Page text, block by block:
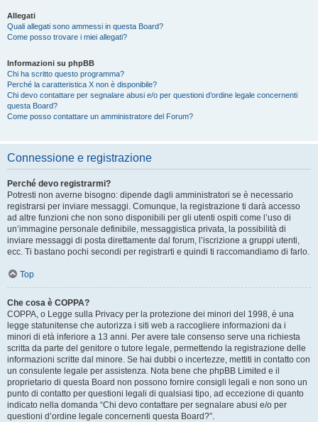
Allegati
Quali allegati sono ammessi in questa Board?
Come posso trovare i miei allegati?
Informazioni su phpBB
Chi ha scritto questo programma?
Perché la caratteristica X non è disponibile?
Chi devo contattare per segnalare abusi e/o per questioni d’ordine legale concernenti
questa Board?
Come posso contattare un amministratore del Forum?
Connessione e registrazione
Perché devo registrarmi?
Potresti non averne bisogno: dipende dagli amministratori se è necessario
registrarsi per inviare messaggi. Comunque, la registrazione ti darà accesso
ad altre funzioni che non sono disponibili per gli utenti ospiti come l’uso di
un’immagine personale definibile, messaggistica privata, la possibilità di
inviare messaggi di posta direttamente dal forum, l’iscrizione a gruppi utenti,
ecc. Ti bastano pochi secondi per registrarti e quindi ti raccomandiamo di farlo.
Top
Che cosa è COPPA?
COPPA, o Legge sulla Privacy per la protezione dei minori del 1998, è una
legge statunitense che autorizza i siti web a raccogliere informazioni da i
minori di età inferiore a 13 anni. Per avere tale consenso serve una richiesta
scritta da parte del genitore o tutore legale, permettendo la registrazione delle
informazioni scritte dal minore. Se hai dubbi o incertezze, mettiti in contatto con
un consulente legale per assistenza. Nota bene che phpBB Limited e il
proprietario di questa Board non possono fornire consigli legali e non sono un
punto di contatto per questioni legali di qualsiasi tipo, ad eccezione di quanto
indicato nella domanda “Chi devo contattare per segnalare abusi e/o per
questioni d’ordine legale concernenti questa Board?”.